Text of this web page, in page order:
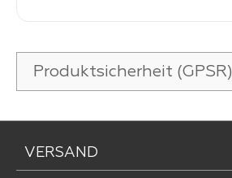
Produktsicherheit (GPSR)
VERSAND